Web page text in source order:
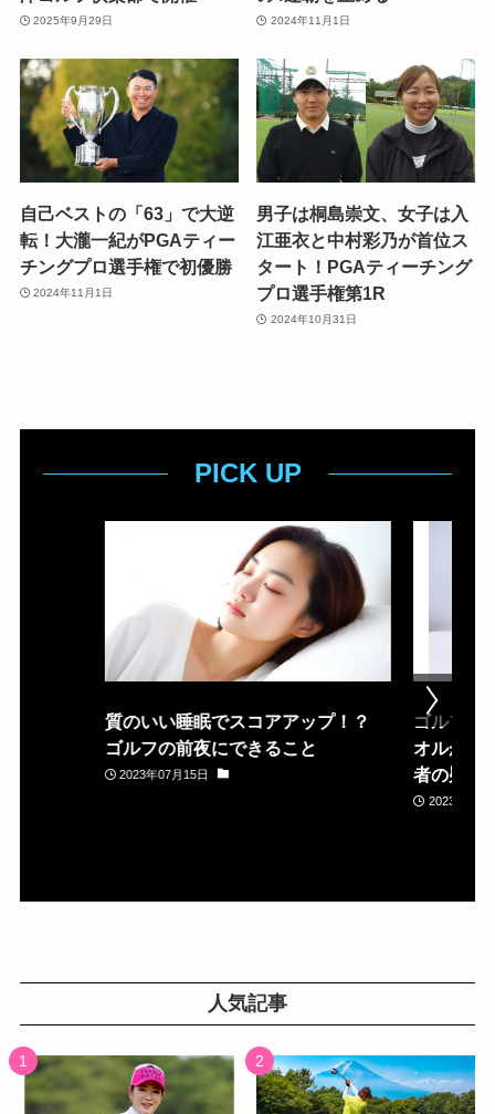
2025年9月29日 2024年11月1日
自己ベストの「63」で大逆
転！大瀧一紀がPGAティー
チングプロ選手権で初優勝
2024年11月1日
男子は桐島崇文、女子は入
江亜衣と中村彩乃が首位ス
タート！PGAティーチング
プロ選手権第1R
2024年10月31日
PICK UP
質のいい睡眠でスコアアップ！？
ゴルフの前夜にできること
2023年07月15日
ゴルフ場
オルが置
者の疑問
2023年05月
人気記事